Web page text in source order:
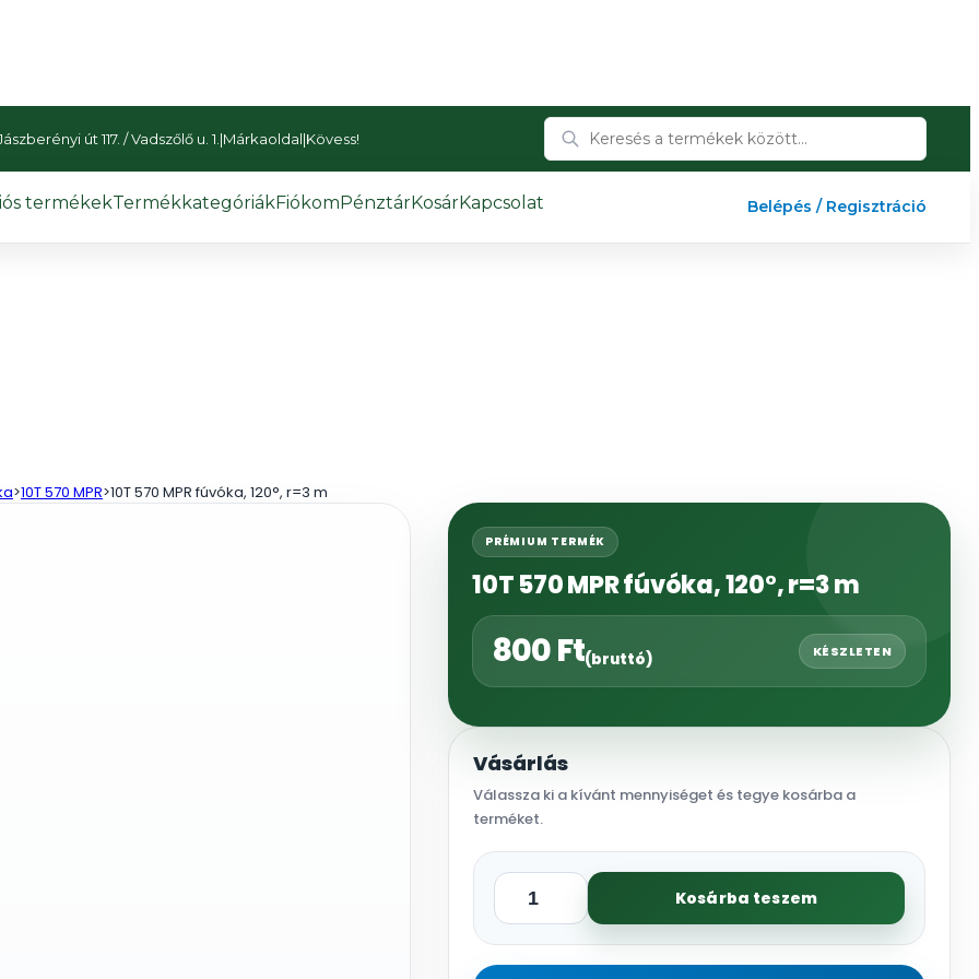
út 117. / Vadszőlő u. 1. |Márkaoldal|Kövess!
termékekTermékkategóriákFiókomPénztárKosárKapcsolat Belépés / Regisztráció
>10T 570 MPR>10T 570 MPR fúvóka, 120°, r=3 m
PRÉMIUM TERMÉK
10T 570 MPR fúvóka, 120°, r=3 m
800Ft(bruttó) KÉSZLETEN
Vásárlás
Válassza ki a kívánt mennyiséget és tegye kosárba a
terméket.
10T
MPR
Kosárba teszem